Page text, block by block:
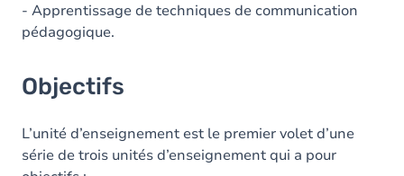
- Apprentissage de techniques de communication
pédagogique.
Objectifs
L’unité d’enseignement est le premier volet d’une
série de trois unités d’enseignement qui a pour